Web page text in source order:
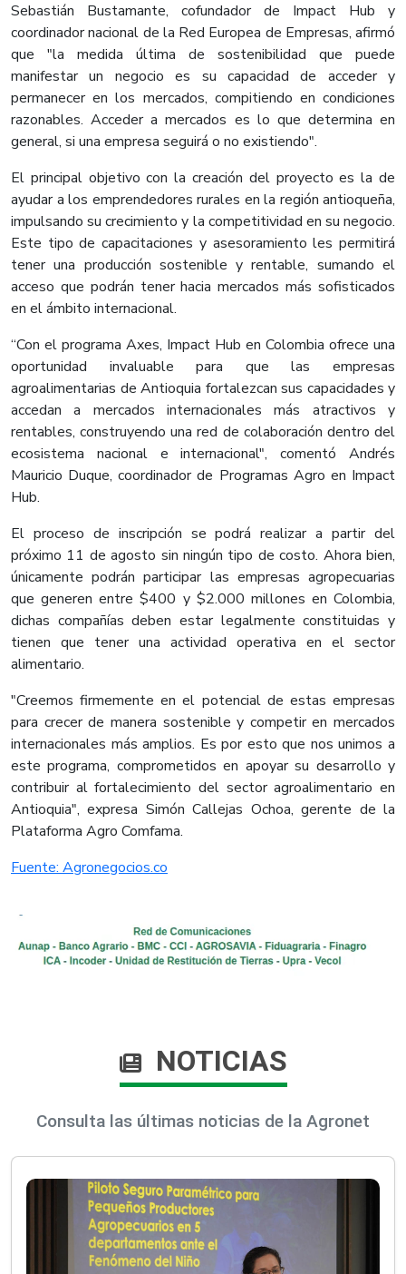
Sebastián Bustamante, cofundador de Impact Hub y
coordinador nacional de la Red Europea de Empresas, afirmó
que "la medida última de sostenibilidad que puede
manifestar un negocio es su capacidad de acceder y
permanecer en los mercados, compitiendo en condiciones
razonables. Acceder a mercados es lo que determina en
general, si una empresa seguirá o no existiendo".
El principal objetivo con la creación del proyecto es la de
ayudar a los emprendedores rurales en la región antioqueña,
impulsando su crecimiento y la competitividad en su negocio.
Este tipo de capacitaciones y asesoramiento les permitirá
tener una producción sostenible y rentable, sumando el
acceso que podrán tener hacia mercados más sofisticados
en el ámbito internacional.
“Con el programa Axes, Impact Hub en Colombia ofrece una
oportunidad invaluable para que las empresas
agroalimentarias de Antioquia fortalezcan sus capacidades y
accedan a mercados internacionales más atractivos y
rentables, construyendo una red de colaboración dentro del
ecosistema nacional e internacional", comentó Andrés
Mauricio Duque, coordinador de Programas Agro en Impact
Hub.
El proceso de inscripción se podrá realizar a partir del
próximo 11 de agosto sin ningún tipo de costo. Ahora bien,
únicamente podrán participar las empresas agropecuarias
que generen entre $400 y $2.000 millones en Colombia,
dichas compañías deben estar legalmente constituidas y
tienen que tener una actividad operativa en el sector
alimentario.
"Creemos firmemente en el potencial de estas empresas
para crecer de manera sostenible y competir en mercados
internacionales más amplios. Es por esto que nos unimos a
este programa, comprometidos en apoyar su desarrollo y
contribuir al fortalecimiento del sector agroalimentario en
Antioquia", expresa Simón Callejas Ochoa, gerente de la
Plataforma Agro Comfama.​
Fuente: Agronegocios.co
NOTICIAS
Consulta las últimas noticias de la Agronet